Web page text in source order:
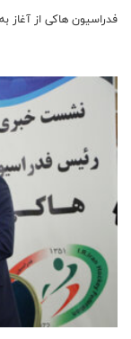
فدراسیون هاکی از